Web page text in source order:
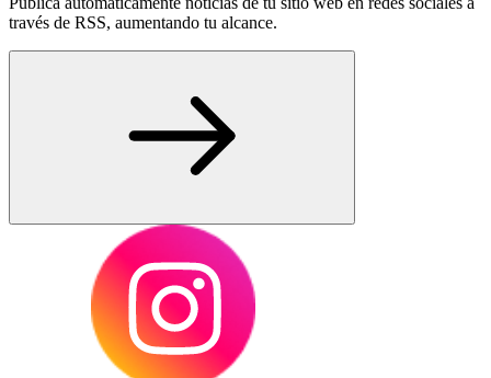
través de RSS, aumentando tu alcance.